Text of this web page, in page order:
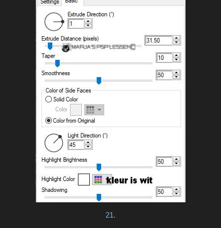
21.